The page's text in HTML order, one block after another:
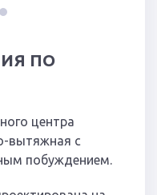
5
ПО
центра
вытяжная с
побуждением.